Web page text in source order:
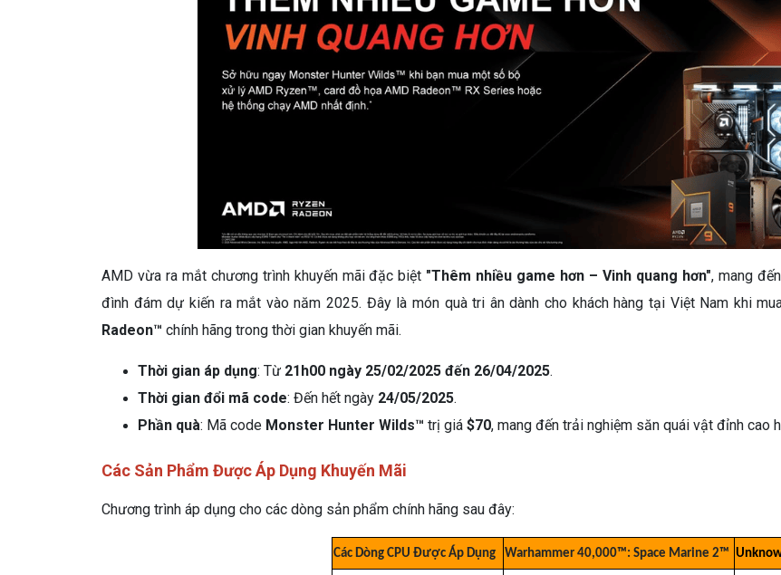
AMD vừa ra mắt chương trình khuyến mãi đặc biệt "Thêm nhiều game hơn – Vinh quang hơn", mang
đình đám dự kiến ra mắt vào năm 2025. Đây là món quà tri ân dành cho khách hàng tại Việt Nam khi
Radeon™ chính hãng trong thời gian khuyến mãi.
Thời gian áp dụng: Từ 21h00 ngày 25/02/2025 đến 26/04/2025.
Thời gian đổi mã code: Đến hết ngày 24/05/2025.
Phần quà: Mã code Monster Hunter Wilds™ trị giá $70, mang đến trải nghiệm săn quái vật đỉnh cao
Các Sản Phẩm Được Áp Dụng Khuyến Mãi
Chương trình áp dụng cho các dòng sản phẩm chính hãng sau đây:
Các Dòng CPU Được Áp Dụng Warhammer 40,000™: Space Marine 2™